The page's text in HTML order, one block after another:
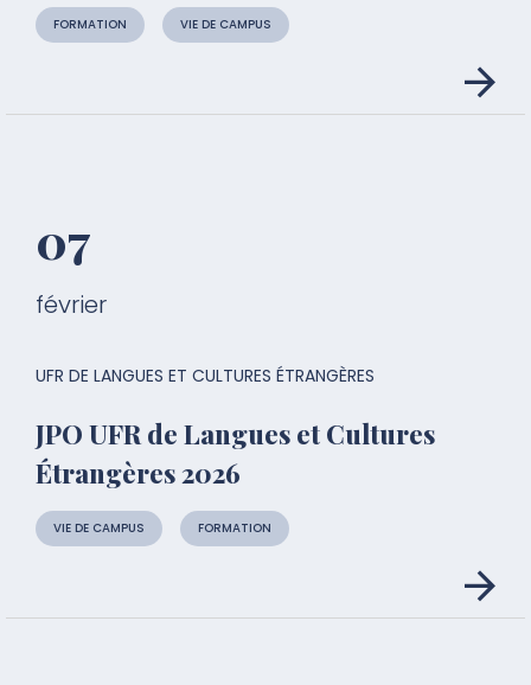
FORMATION VIE DE CAMPUS
07
février
JPO UFR de Langues et Cultures
Étrangères 2026
VIE DE CAMPUS FORMATION
UFR DE LANGUES ET CULTURES ÉTRANGÈRES